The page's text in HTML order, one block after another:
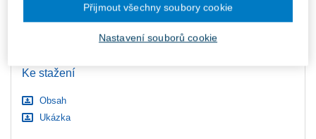
ks Vložit do košíku
Ke stažení
Obsah
Ukázka
Nastavení souborů cookie
Přijmout všechny soubory cookie